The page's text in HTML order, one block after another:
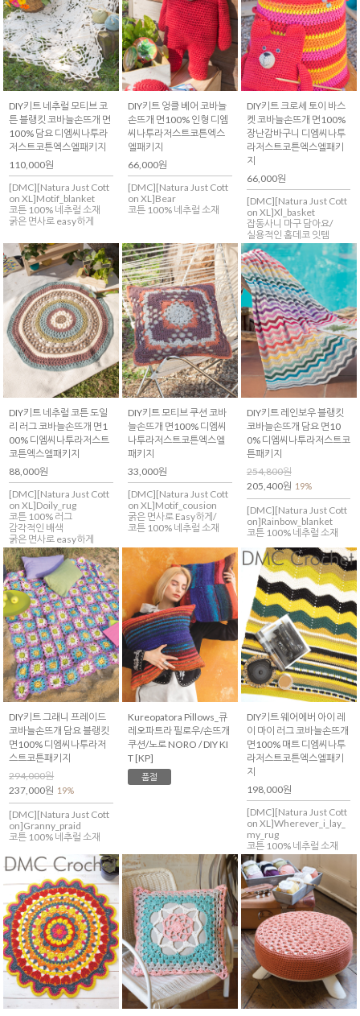
DIY키트 네추럴 모티브 코
튼 블랭킷 코바늘손뜨개 면
100% 담요 디엠씨나투라
저스트코튼엑스엘패키지
110,000원
[DMC][Natura Just Cott
on XL]Motif_blanket
코튼 100% 네추럴 소재
굵은 면사로 easy하게
DIY키트 엉클 베어 코바늘
손뜨개 면100% 인형 디엠
씨나투라저스트코튼엑스
엘패키지
66,000원
[DMC][Natura Just Cott
on XL]Bear
코튼 100% 네추럴 소재
DIY키트 크로셰 토이 바스
켓 코바늘손뜨개 면100%
장난감바구니 디엠씨나투
라저스트코튼엑스엘패키
지
66,000원
[DMC][Natura Just Cott
on XL]Xl_basket
잡동사니 마구 담아요/
실용적인 홈데코 잇템
DIY키트 네추럴 코튼 도일
리 러그 코바늘손뜨개 면1
00% 디엠씨나투라저스트
코튼엑스엘패키지
88,000원
[DMC][Natura Just Cott
on XL]Doily_rug
코튼 100% 러그
감각적인 배색
굵은 면사로 easy하게
DIY키트 모티브 쿠션 코바
늘손뜨개 면100% 디엠씨
나투라저스트코튼엑스엘
패키지
33,000원
[DMC][Natura Just Cott
on XL]Motif_cousion
굵은 면사로 Easy하게/
코튼 100% 네추럴 소재
DIY키트 레인보우 블랭킷
코바늘손뜨개 담요 면10
0% 디엠씨나투라저스트코
튼패키지
254,800원
205,400원 19%
[DMC][Natura Just Cott
on]Rainbow_blanket
코튼 100% 네추럴 소재
DIY키트 그래니 프레이드
코바늘손뜨개 담요 블랭킷
면100% 디엠씨나투라저
스트코튼패키지
294,000원
237,000원 19%
[DMC][Natura Just Cott
on]Granny_praid
코튼 100% 네추럴 소재
Kureopatora Pillows_큐
레오파트라 필로우/손뜨개
쿠션/노로 NORO / DIY KI
T [KP]
품절
DIY키트 웨어에버 아이 레
이 마이 러그 코바늘손뜨개
면100% 매트 디엠씨나투
라저스트코튼엑스엘패키
지
198,000원
[DMC][Natura Just Cott
on XL]Wherever_i_lay_
my_rug
코튼 100% 네추럴 소재